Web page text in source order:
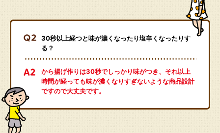
30秒以上経つと味が濃くなったり塩辛くなったりす
る？
から揚げ作りは30秒でしっかり味がつき、それ以上
時間が経っても味が濃くなりすぎないような商品設計
ですので大丈夫です。